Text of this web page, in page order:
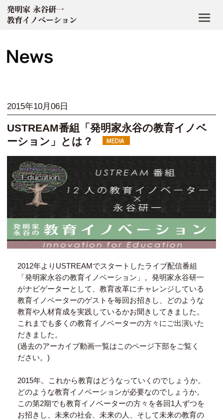
2015年10月06日
USTREAM番組「発明家永谷の教育イノベ
ーション」とは？
2012年よりUSTREAMでスタートしたライブ配信番組
「発明家永谷の教育イノベーション」。発明家永谷研一
がナビゲーターとして、教育改革にチャレンジしている
教育イノベーターのゲストを毎回お招きし、どのような
教育や人材育成を実践しているかお聞きしてきました。
これまでも多くの教育イノベーターの方々にご出演いた
だきました。
(過去のアーカイブ動画一覧はこのページ下部をご覧く
ださい。)
2015年。これから教育はどうなっていくのでしょうか。
どのような教育イノベーションが必要なのでしょうか。
この第2期でも教育イノベーターの方々を各回1人ずつを
お招きし、未来の社会、未来の人、そして未来の教育の